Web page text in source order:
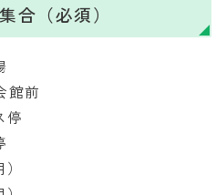
合（必須）
館前
停